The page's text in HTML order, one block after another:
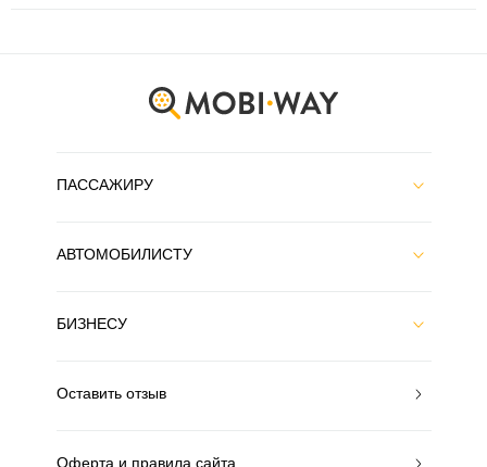
ПАССАЖИРУ
АВТОМОБИЛИСТУ
БИЗНЕСУ
Оставить отзыв
Оферта и правила сайта